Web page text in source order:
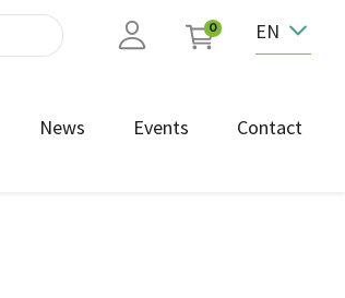
0 EN
News Events Contact